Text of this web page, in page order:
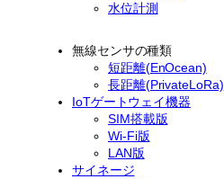
水位計測
無線センサの種類
短距離(EnOcean)
長距離(PrivateLoRa)
IoTゲートウェイ機器
SIM搭載版
Wi-Fi版
LAN版
サイネージ